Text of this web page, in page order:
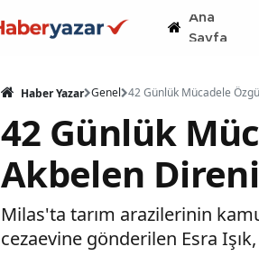
Ana
Sayfa
Haber Yazar Genel
42 Günlük
Akbelen
Milas'ta tarım arazilerinin
cezaevine gönderilen Esra